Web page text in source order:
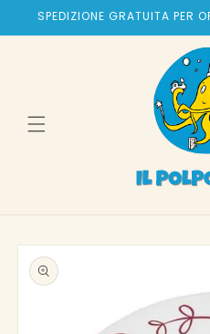
direttamente
ai contenuti
SPEDIZIONE GRATUITA PER
Passa alle
informazioni
sul prodotto